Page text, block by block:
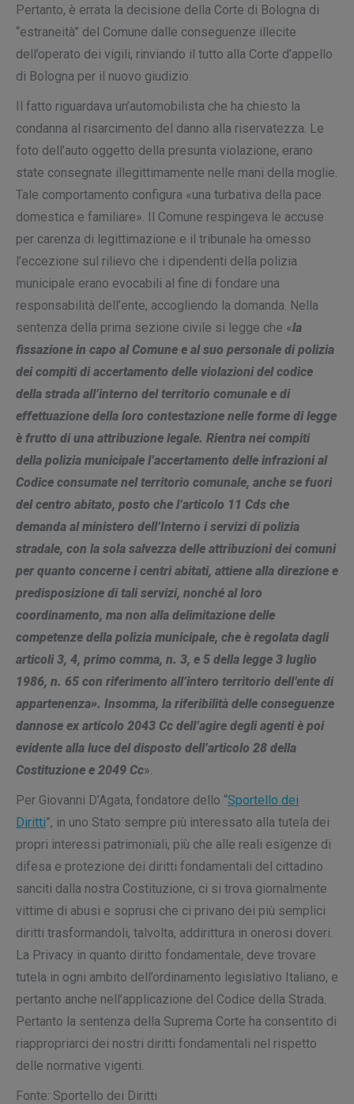
Pertanto, è errata la decisione della Corte di Bologna di
“estraneità” del Comune dalle conseguenze illecite
dell’operato dei vigili, rinviando il tutto alla Corte d’appello
di Bologna per il nuovo giudizio.
Il fatto riguardava un’automobilista che ha chiesto la
condanna al risarcimento del danno alla riservatezza. Le
foto dell’auto oggetto della presunta violazione, erano
state consegnate illegittimamente nelle mani della moglie.
Tale comportamento configura «una turbativa della pace
domestica e familiare». Il Comune respingeva le accuse
per carenza di legittimazione e il tribunale ha omesso
l’eccezione sul rilievo che i dipendenti della polizia
municipale erano evocabili al fine di fondare una
responsabilità dell’ente, accogliendo la domanda. Nella
sentenza della prima sezione civile si legge che «la
fissazione in capo al Comune e al suo personale di polizia
dei compiti di accertamento delle violazioni del codice
della strada all’interno del territorio comunale e di
effettuazione della loro contestazione nelle forme di legge
è frutto di una attribuzione legale. Rientra nei compiti
della polizia municipale l’accertamento delle infrazioni al
Codice consumate nel territorio comunale, anche se fuori
del centro abitato, posto che l’articolo 11 Cds che
demanda al ministero dell’Interno i servizi di polizia
stradale, con la sola salvezza delle attribuzioni dei comuni
per quanto concerne i centri abitati, attiene alla direzione e
predisposizione di tali servizi, nonché al loro
coordinamento, ma non alla delimitazione delle
competenze della polizia municipale, che è regolata dagli
articoli 3, 4, primo comma, n. 3, e 5 della legge 3 luglio
1986, n. 65 con riferimento all’intero territorio dell’ente di
appartenenza». Insomma, la riferibilità delle conseguenze
dannose ex articolo 2043 Cc dell’agire degli agenti è poi
evidente alla luce del disposto dell’articolo 28 della
Costituzione e 2049 Cc».
Per Giovanni D’Agata, fondatore dello “Sportello dei
Diritti”, in uno Stato sempre più interessato alla tutela dei
propri interessi patrimoniali, più che alle reali esigenze di
difesa e protezione dei diritti fondamentali del cittadino
sanciti dalla nostra Costituzione, ci si trova giornalmente
vittime di abusi e soprusi che ci privano dei più semplici
diritti trasformandoli, talvolta, addirittura in onerosi doveri.
La Privacy in quanto diritto fondamentale, deve trovare
tutela in ogni ambito dell’ordinamento legislativo Italiano, e
pertanto anche nell’applicazione del Codice della Strada.
Pertanto la sentenza della Suprema Corte ha consentito di
riappropriarci dei nostri diritti fondamentali nel rispetto
delle normative vigenti.
Fonte: Sportello dei Diritti